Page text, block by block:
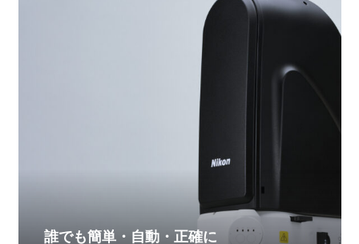
誰でも簡単・自動・正確に